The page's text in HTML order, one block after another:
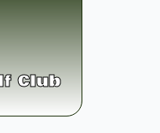
Club